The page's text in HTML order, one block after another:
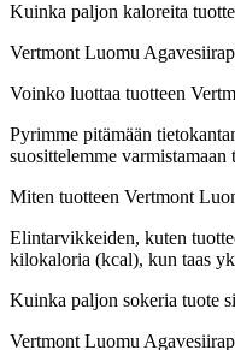
Kuinka paljon kaloreita
Vertmont Luomu
Voinko luottaa tuotteen
Pyrimme pitämään
suosittelemme
Miten tuotteen Vertmont
Elintarvikkeiden, kuten
kilokaloria (kcal), kun taas
Kuinka paljon sokeria tuote
Vertmont Luomu